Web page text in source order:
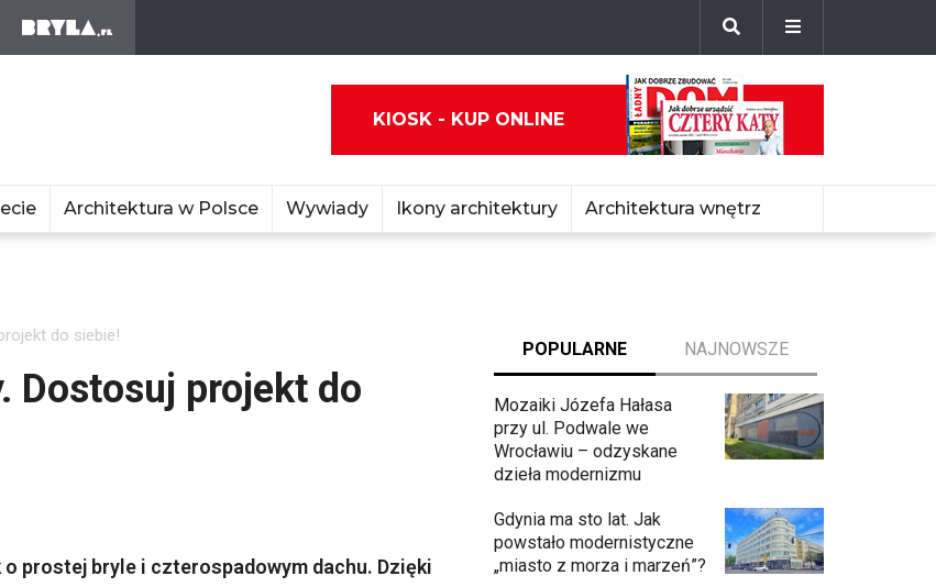
KIOSK - KUP ONLINE
Architektura w Polsce Wywiady Ikony architektury Architektura wnętrz
do siebie!
Dostosuj projekt do
prostej bryle i czterospadowym dachu. Dzięki
POPULARNE NAJNOWSZE
Mozaiki Józefa Hałasa
przy ul. Podwale we
Wrocławiu – odzyskane
dzieła modernizmu
Gdynia ma sto lat. Jak
powstało modernistyczne
„miasto z morza i marzeń”?